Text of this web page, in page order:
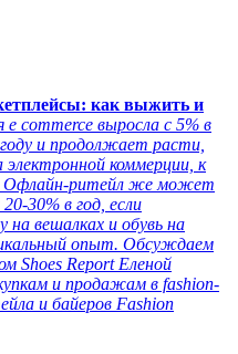
как выжить и
e commerce выросла с 5% в
и продолжает расти,
коммерции, к
Офлайн-ритейл же может
30% в год, если
вешалках и обувь на
опыт. Обсуждаем
Shoes Report Еленой
и продажам в fashion-
и байеров Fashion